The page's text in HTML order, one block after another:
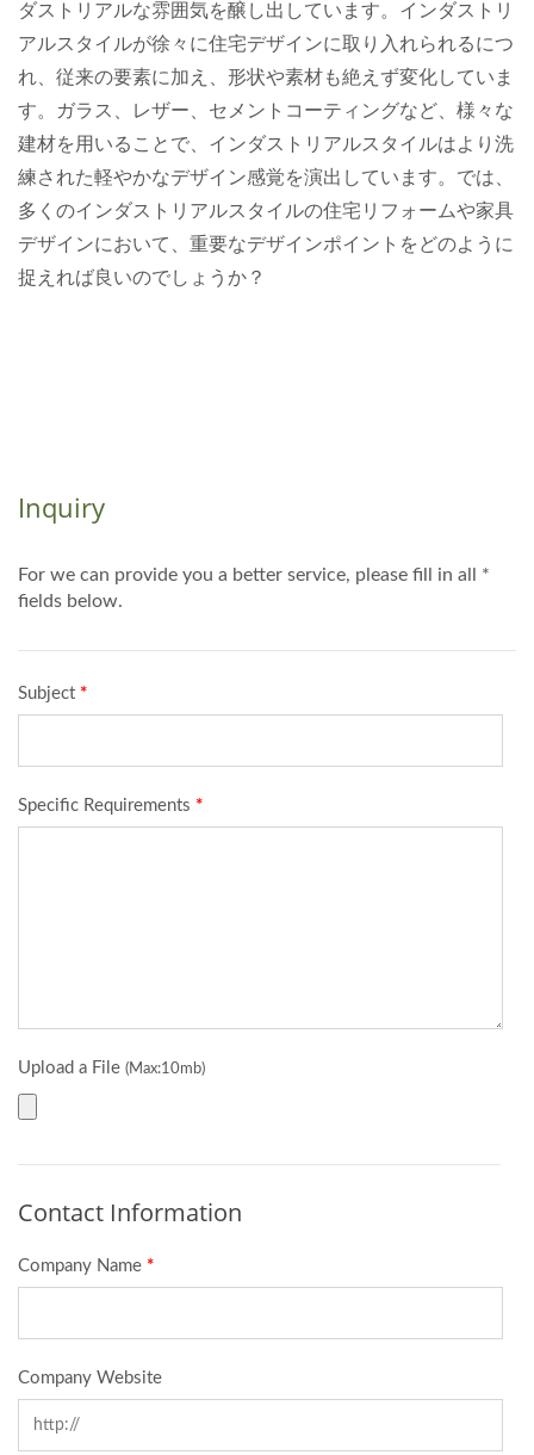
ダストリアルな雰囲気を醸し出しています。インダストリ
アルスタイルが徐々に住宅デザインに取り入れられるにつ
れ、従来の要素に加え、形状や素材も絶えず変化していま
す。ガラス、レザー、セメントコーティングなど、様々な
建材を用いることで、インダストリアルスタイルはより洗
練された軽やかなデザイン感覚を演出しています。では、
多くのインダストリアルスタイルの住宅リフォームや家具
デザインにおいて、重要なデザインポイントをどのように
捉えれば良いのでしょうか？